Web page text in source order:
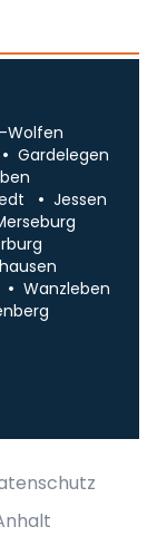
Wolfen
Gardelegen
Jessen
Wanzleben